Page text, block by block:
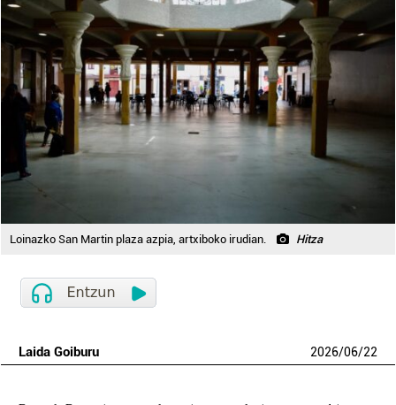
Loinazko San Martin plaza azpia, artxiboko irudian. Hitza
Laida Goiburu 2026/06/22